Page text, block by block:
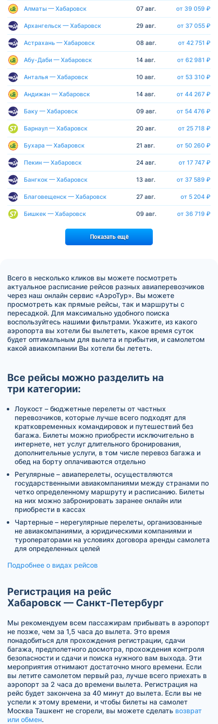
Алматы — Хабаровск 07 авг. от 39 059 ₽
Архангельск — Хабаровск 29 авг. от 37 055 ₽
Астрахань — Хабаровск 08 авг. от 42 751 ₽
Абу-Даби — Хабаровск 14 авг. от 62 981 ₽
Анталья — Хабаровск 10 авг. от 53 310 ₽
Андижан — Хабаровск 14 авг. от 44 267 ₽
Баку — Хабаровск 09 авг. от 54 476 ₽
Барнаул — Хабаровск 20 авг. от 25 718 ₽
Бухара — Хабаровск 21 авг. от 50 260 ₽
Пекин — Хабаровск 24 авг. от 17 747 ₽
Бангкок — Хабаровск 13 авг. от 37 589 ₽
Благовещенск — Хабаровск 27 авг. от 5 204 ₽
Бишкек — Хабаровск 09 авг. от 36 719 ₽
Показать ещё
Всего в несколько кликов вы можете посмотреть
актуальное расписание рейсов разных авиаперевозчиков
через наш онлайн сервис «АэроТур». Вы можете
просмотреть как прямые рейсы, так и маршруты с
пересадкой. Для максимально удобного поиска
воспользуйтесь нашими фильтрами. Укажите, из какого
аэропорта вы хотели бы вылететь, какое время суток
будет оптимальным для вылета и прибытия, и самолетом
какой авиакомпании Вы хотели бы лететь.
Все рейсы можно разделить на
три категории:
Лоукост – бюджетные перелеты от частных
перевозчиков, которые лучше всего подходят для
кратковременных командировок и путешествий без
багажа. Билеты можно приобрести исключительно в
интернете, нет услуг длительного бронирования,
дополнительные услуги, в том числе перевоз багажа и
обед на борту оплачиваются отдельно
Регулярные – авиаперелеты, осуществляются
государственными авиакомпаниями между странами по
четко определенному маршруту и расписанию. Билеты
на них можно забронировать заранее онлайн или
приобрести в кассах
Чартерные – нерегулярные перелеты, организованные
не авиакомпаниями, а юридическими компаниями и
туроператорами на условиях договора аренды самолета
для определенных целей
Подробнее о видах рейсов
Регистрация на рейс
Хабаровск — Санкт-Петербург
Мы рекомендуем всем пассажирам прибывать в аэропорт
не позже, чем за 1,5 часа до вылета. Это время
понадобиться для прохождения регистрации, сдачи
багажа, предполетного досмотра, прохождения контроля
безопасности и сдачи и поиска нужного вам выхода. Эти
мероприятия отнимают достаточно много времени. Если
вы летите самолетом первый раз, лучше всего приехать в
аэропорт за 2 часа до времени вылета. Регистрация на
рейс будет закончена за 40 минут до вылета. Если вы не
успели к этому времени, и чтобы билеты на самолет
Москва Ташкент не сгорели, вы можете сделать возврат
или обмен.